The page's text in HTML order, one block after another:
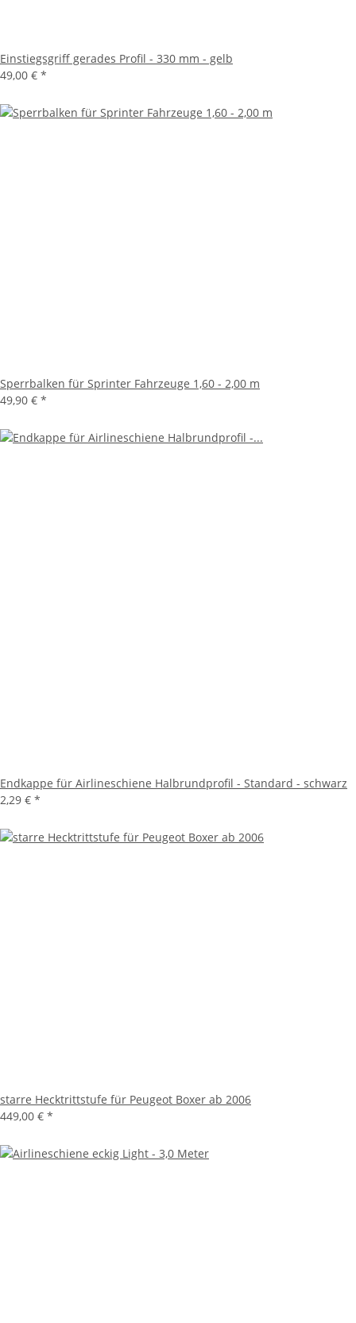
Einstiegsgriff gerades Profil - 330 mm - gelb
49,00 € *
Sperrbalken für Sprinter Fahrzeuge 1,60 - 2,00 m
49,90 € *
Endkappe für Airlineschiene Halbrundprofil - Standard - schwarz
2,29 € *
starre Hecktrittstufe für Peugeot Boxer ab 2006
449,00 € *